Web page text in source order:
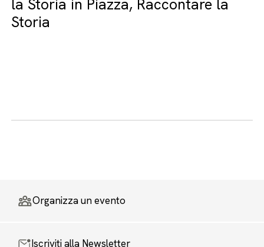
la Storia in Piazza, Raccontare la
Storia
Organizza un evento
Iscriviti alla Newsletter